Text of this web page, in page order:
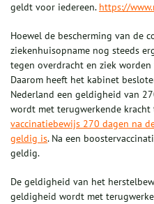
geldt voor iedereen. https://
Hoewel de bescherming van de
ziekenhuisopname nog steeds
tegen overdracht en ziek
Daarom heeft het kabinet
Nederland een geldigheid van
wordt met terugwerkende
vaccinatiebewijs 270 dagen na
geldig is. Na een
geldig.
De geldigheid van het
geldigheid wordt met